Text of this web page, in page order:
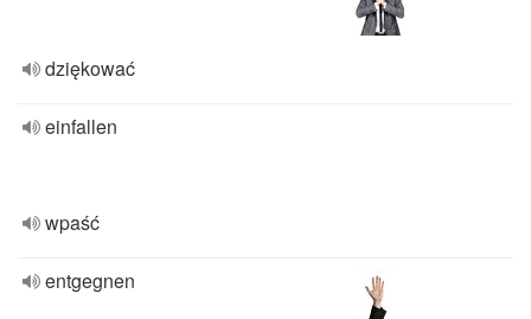
dziękować
einfallen
wpaść
entgegnen